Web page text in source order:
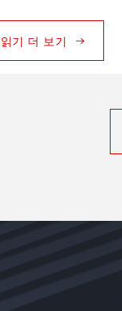
읽기 더 보기
읽기 더 보기
읽기 더 보기
읽기 더 보기
읽기 더 보기